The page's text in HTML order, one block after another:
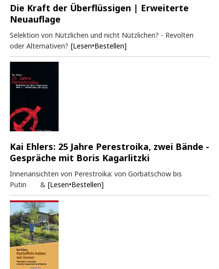
Die Kraft der Überflüssigen | Erweiterte
Neuauflage
Selektion von Nützlichen und nicht Nützlichen? - Revolten
oder Alternativen? [Lesen•Bestellen]
Kai Ehlers: 25 Jahre Perestroika, zwei Bände -
Gespräche mit Boris Kagarlitzki
Innenansichten von Perestroika: von Gorbatschow bis
Putin & [Lesen•Bestellen]